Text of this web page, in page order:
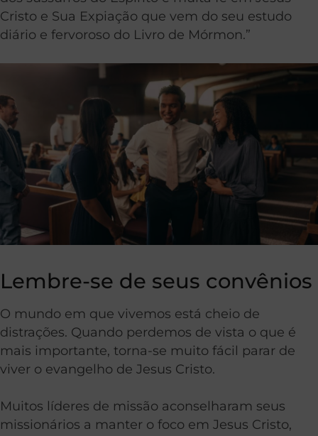
Cristo e Sua Expiação que vem do seu estudo
diário e fervoroso do Livro de Mórmon.”
Lembre-se de seus convênios
O mundo em que vivemos está cheio de
distrações. Quando perdemos de vista o que é
mais importante, torna-se muito fácil parar de
viver o evangelho de Jesus Cristo.
Muitos líderes de missão aconselharam seus
missionários a manter o foco em Jesus Cristo,